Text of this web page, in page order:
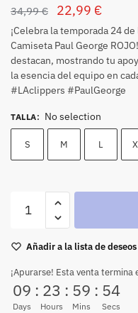
34,99€ 22,99 €
¡Celebra la temporada 24
Camiseta Paul George
destacan, mostrando tu
la esencia del equipo en
#LAclippers #PaulGeorge
TALLA: No selection
S M L
Añadir a la lista de deseos
¡Apurarse! Esta venta termina
09
Days
: 23
Hours
: 59
Mins
: 54
Secs